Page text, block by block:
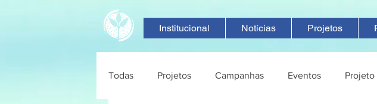
Institucional Notícias Projetos
Todas Projetos Campanhas Eventos Projeto